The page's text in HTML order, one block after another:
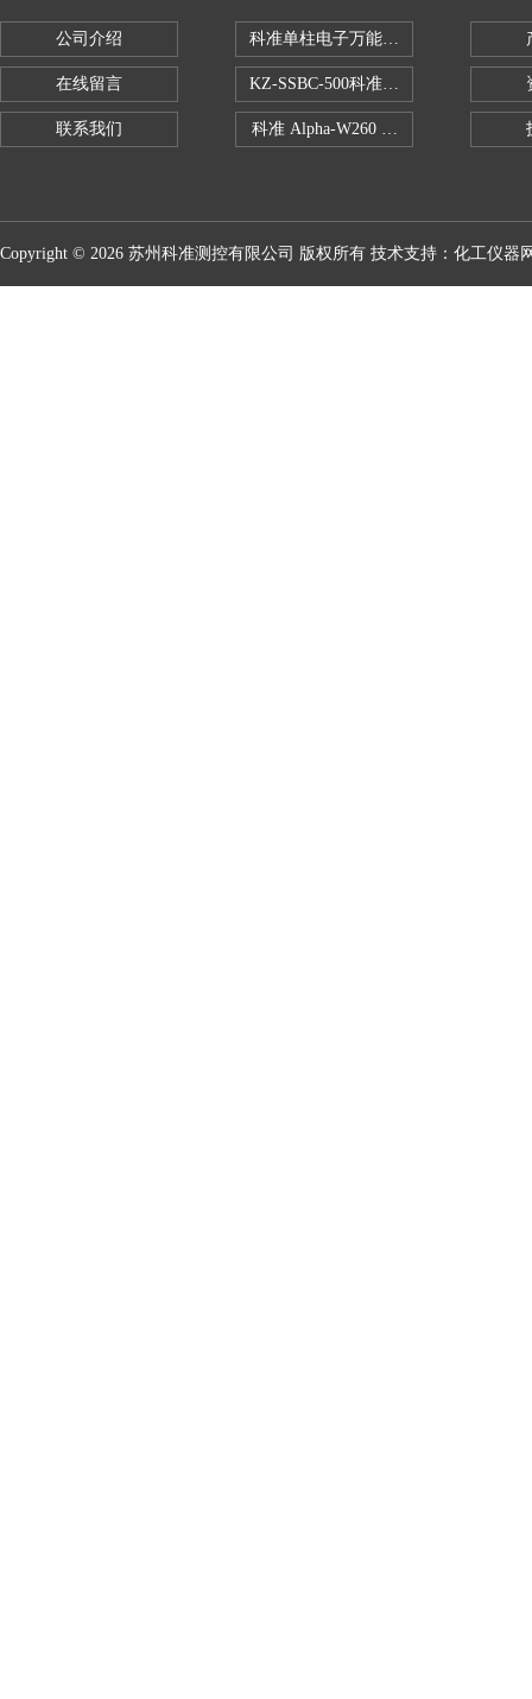
公司介绍
在线留言
联系我们
科准单柱电子万能拉力机KZ-SSBC-500
KZ-SSBC-500科准单柱电子万能试验
科准 Alpha-W260 半导体全自动推拉
Copyright © 2026 苏州科准测控有限公司 版权所有 技术支持： 化工仪器